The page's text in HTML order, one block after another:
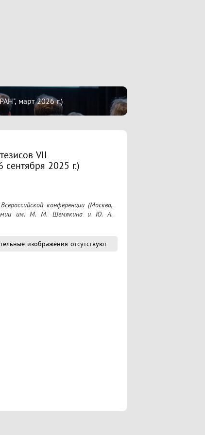
март 2026 г.)
VII
2025 г.)
им. М. М. Шемякина и Ю. А.
изображения отсутствуют